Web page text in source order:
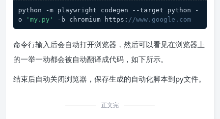
python -m playwright codegen --target python -
o
'my.py' -b chromium https: //www.google.com
命令行输入后会自动打开浏览器，然后可以看见在浏览器上
的一举一动都会被自动翻译成代码，如下所示。
结束后自动关闭浏览器，保存生成的自动化脚本到py文件。
正文完